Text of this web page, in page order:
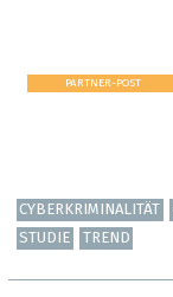
PARTNER-POST
CYBERKRIMINALITÄT
STUDIE
TREND